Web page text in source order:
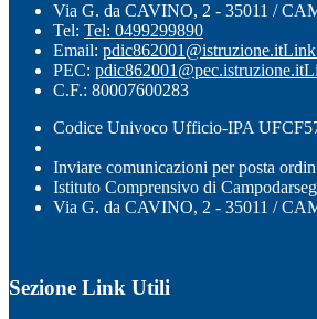
Via G. da CAVINO, 2 - 35011 /
Tel: Tel: 0499299890
Email: pdic862001@istruzione.itLink
PEC: pdic862001@pec.istruzione.it
C.F.: 80007600283
Codice Univoco Ufficio-IPA
Inviare comunicazioni per posta
Istituto Comprensivo di
Via G. da CAVINO, 2 - 35011 /
Sezione Link Utili